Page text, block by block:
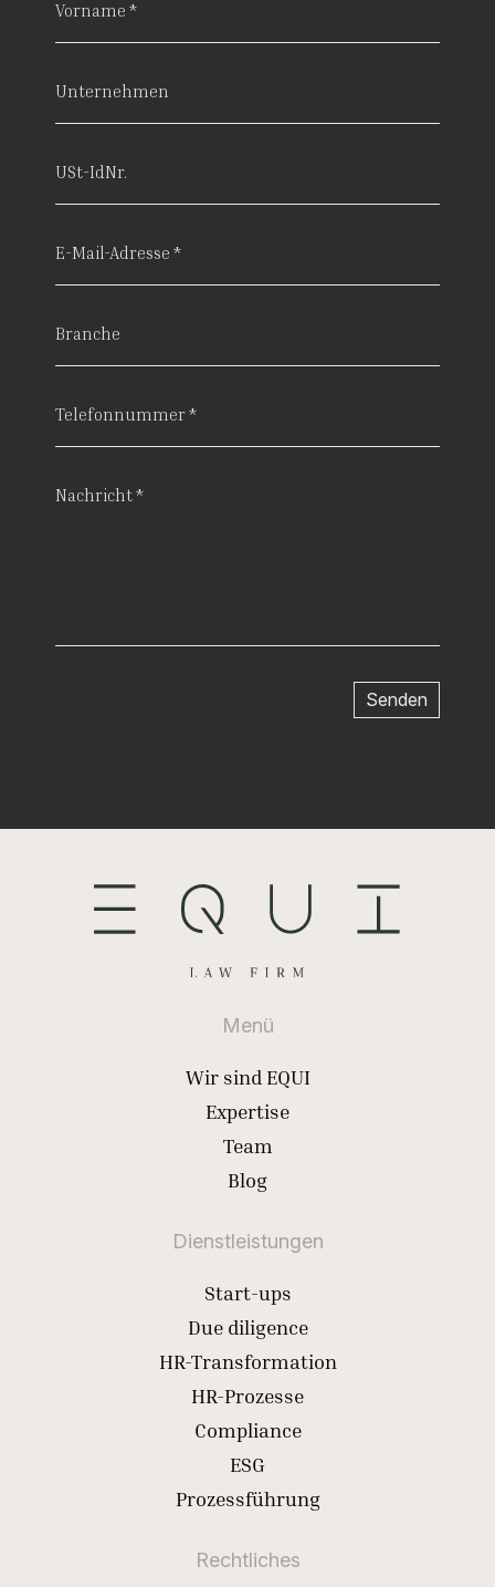
Menü
Wir sind EQUI
Expertise
Team
Blog
Dienstleistungen
Start-ups
Due diligence
HR-Transformation
HR-Prozesse
Compliance
ESG
Prozessführung
Rechtliches